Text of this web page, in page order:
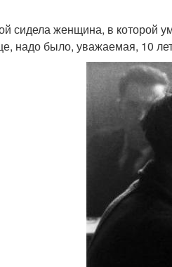
сидела женщина, в которой
надо было, уважаемая, 10